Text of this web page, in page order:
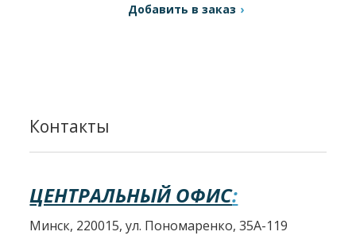
Добавить в заказ
Контакты
ЦЕНТРАЛЬНЫЙ ОФИС:
Минск, 220015, ул. Пономаренко, 35А-119